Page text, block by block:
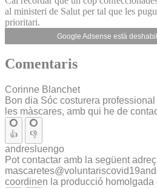
al ministeri de Salut per tal que les
prioritari.
Google Adsense està
Comentaris
Corinne Blanchet
Bon dia Sóc costurera
les màscares, amb qui he de
👍 👎
andresluengo
Pot contactar amb la següent
coordinen la producció homolgada